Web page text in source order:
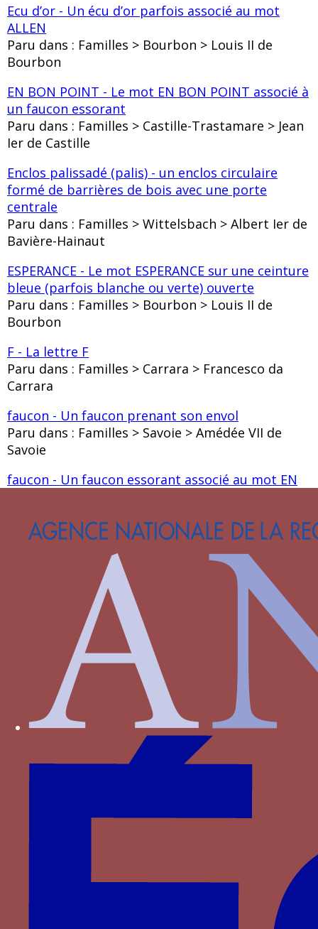
Ecu d’or - Un écu d’or parfois associé au mot
ALLEN
Paru dans : Familles > Bourbon > Louis II de
Bourbon
EN BON POINT - Le mot EN BON POINT associé à
un faucon essorant
Paru dans : Familles > Castille-Trastamare > Jean
Ier de Castille
Enclos palissadé (palis) - un enclos circulaire
formé de barrières de bois avec une porte
centrale
Paru dans : Familles > Wittelsbach > Albert Ier de
Bavière-Hainaut
ESPERANCE - Le mot ESPERANCE sur une ceinture
bleue (parfois blanche ou verte) ouverte
Paru dans : Familles > Bourbon > Louis II de
Bourbon
F - La lettre F
Paru dans : Familles > Carrara > Francesco da
Carrara
faucon - Un faucon prenant son envol
Paru dans : Familles > Savoie > Amédée VII de
Savoie
faucon - Un faucon essorant associé au mot EN
Ier de Castille
Feuille de houx associée à la lettre E - Une feuille
de houx associée à la lettre E
Paru dans : Familles > Dampierre > Guillaume II
G Z - deux lettres G Z en majuscule gothique,
souvent placées de part et d'autre de l’armoirie
Paru dans : Familles > Visconti > Jean Galéas
genêt - Une double cosse de genêt ou des
branches de genêt fleuri avec ses cosses - ordre
de la Cosse de genêt
Paru dans : Familles > Castille-Trastamare > Jean
guépard casqué dans les flammes - Un guépard
coiffé du cimier, couché dans un brasier et
tenant un phylactère chargé du mot SOFFRIR